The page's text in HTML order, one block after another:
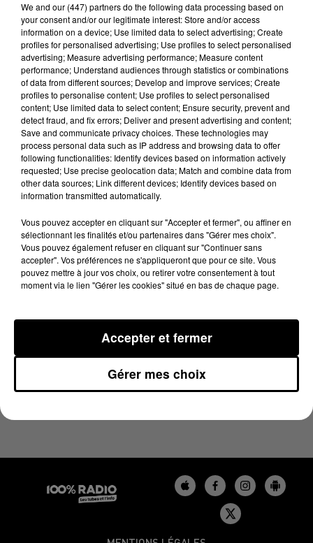
Lecture (1 min 14 sec)
100%
11 mai 2024 - 1 min 14 sec
L'AGENDA DU BÉARN DU 11/05/2024 À 07H44
We and our (447) partnersdo the following data processing based on
your consent and/or our legitimate interest: Store and/or access
information on a device; Use limited data to select advertising; Create
profiles for personalised advertising; Use profiles to select personalised
advertising; Measure advertising performance; Measure content
performance; Understand audiences through statistics or combinations
of data from different sources; Develop and improve services; Create
profiles to personalise content; Use profiles to select personalised
content; Use limited data to select content; Ensure security, prevent and
detect fraud, and fix errors; Deliver and present advertising and content;
Save and communicate privacy choices. These technologies may
process personal data such as IP address and browsing data to offer
following functionalities: Identify devices based on information actively
requested; Use precise geolocation data; Match and combine data from
other data sources; Link different devices; Identify devices based on
information transmitted automatically.
Vous pouvez accepter en cliquant sur "Accepter et fermer", ou affiner en
sélectionnant les finalités et/ou partenaires dans "Gérer mes choix".
Vous pouvez également refuser en cliquant sur "Continuer sans
accepter". Vos préférences ne s'appliqueront que pour ce site. Vous
pouvez mettre à jour vos choix, ou retirer votre consentement à tout
moment via le lien "Gérer les cookies" situé en bas de chaque page.
Gérer mes choix
Accepter et fermer